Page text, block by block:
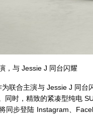
，与 Jessie J 同台闪耀
联合主演与 Jessie J 同
同时，精致的紧凑型纯电
同步登陆 Instagram、